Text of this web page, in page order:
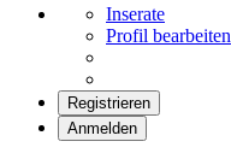
Inserate
Profil bearbeiten
Registrieren
Anmelden